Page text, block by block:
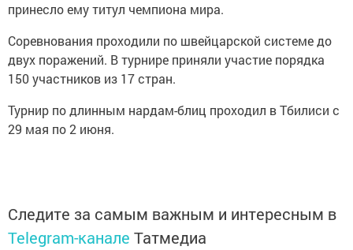
принесло ему титул чемпиона мира.
Соревнования проходили по швейцарской системе до
двух поражений. В турнире приняли участие порядка
150 участников из 17 стран.
Турнир по длинным нардам-блиц проходил в Тбилиси с
29 мая по 2 июня.
Следите за самым важным и интересным в
Telegram-канале Татмедиа